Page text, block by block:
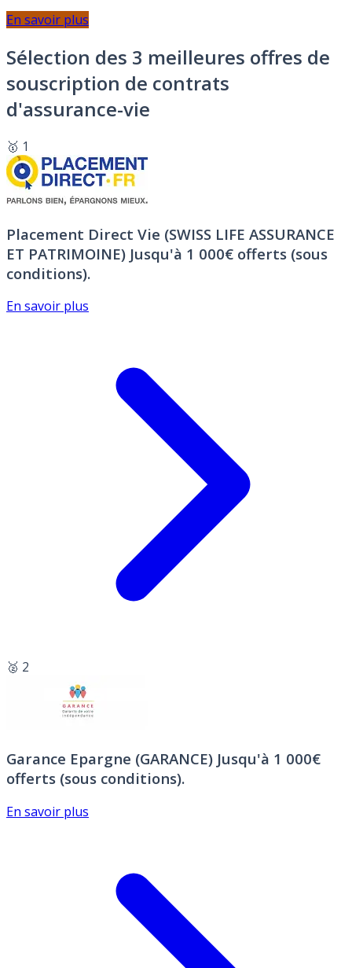
En savoir plus
Sélection des 3 meilleures offres de
souscription de contrats
d'assurance-vie
🥇 1
Placement Direct Vie (SWISS LIFE ASSURANCE
ET PATRIMOINE) Jusqu'à 1 000€ offerts (sous
conditions).
En savoir plus
🥈 2
Garance Epargne (GARANCE) Jusqu'à 1 000€
offerts (sous conditions).
En savoir plus